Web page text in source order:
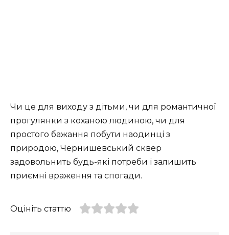
Чи це для виходу з дітьми, чи для романтичної
прогулянки з коханою людиною, чи для
простого бажання побути наодинці з
природою, Чернишевський сквер
задовольнить будь-які потреби і залишить
приємні враження та спогади.
Оцініть статтю